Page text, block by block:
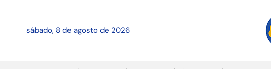
sábado, 8 de agosto de 2026